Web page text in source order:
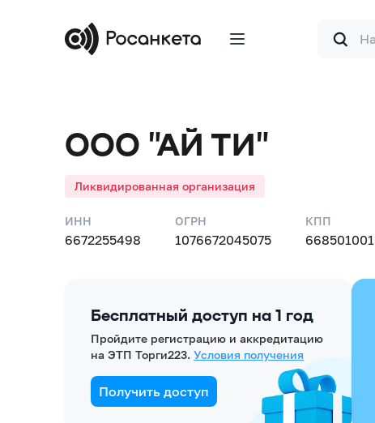
Форма
поиска
ООО "АЙ ТИ"
Ликвидированная организация
ИНН
6672255498
ОГРН
1076672045075
КПП
668501001
Бесплатный доступ на 1 год
Пройдите регистрацию и аккредитацию
на ЭТП Торги223. Условия получения
Получить доступ